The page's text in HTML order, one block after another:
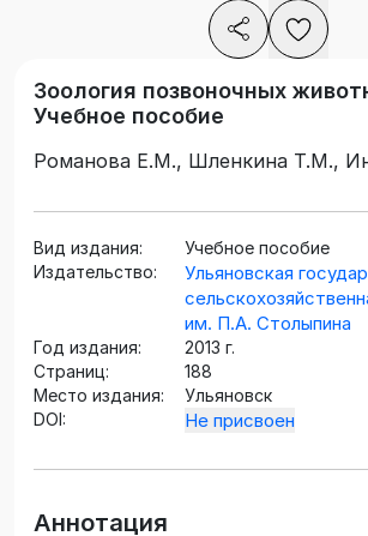
Зоология позвоночных
Учебное пособие
Романова Е.М., Шленкина Т.М.,
Вид издания:
Учебное пособие
Издательство:
Ульяновская
им. П.А. Столыпина
Год издания:
2013 г.
Страниц:
188
Место издания:
Ульяновск
DOI:
Не присвоен
Аннотация